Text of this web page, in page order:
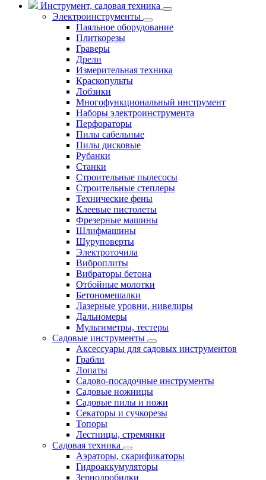
Инструмент, садовая техника
Электроинструменты
Паяльное оборудование
Плиткорезы
Граверы
Дрели
Измерительная техника
Краскопульты
Лобзики
Многофункциональный инструмент
Наборы электроинструмента
Перфораторы
Пилы сабельные
Пилы дисковые
Рубанки
Станки
Строительные пылесосы
Строительные степлеры
Технические фены
Клеевые пистолеты
Фрезерные машины
Шлифмашины
Шуруповерты
Электроточила
Виброплиты
Вибраторы бетона
Отбойные молотки
Бетономешалки
Лазерные уровни, нивелиры
Дальномеры
Мультиметры, тестеры
Садовые инструменты
Аксессуары для садовых инструментов
Грабли
Лопаты
Садово-посадочные инструменты
Садовые ножницы
Садовые пилы и ножи
Секаторы и сучкорезы
Топоры
Лестницы, стремянки
Садовая техника
Аэраторы, скарификаторы
Гидроаккумуляторы
Зернодробилки